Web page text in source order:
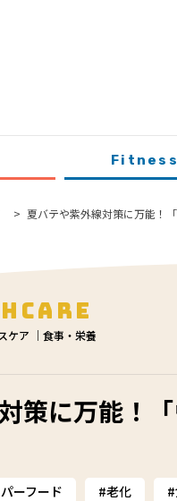
Fitness
夏バテや紫外線対策に万能！
ケア ｜食事・栄養
策に万能！
ーフード 老化